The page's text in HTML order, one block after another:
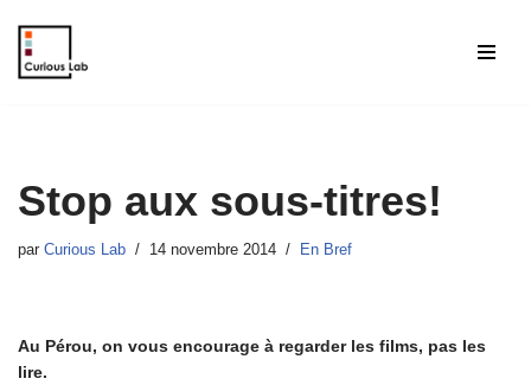
Aller
Stop aux sous-titres!
par Curious Lab 14 novembre 2014 En Bref
Au Pérou, on vous encourage à regarder les films, pas les
lire.